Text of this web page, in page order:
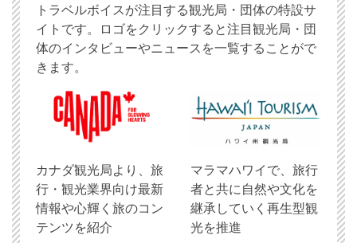
トラベルボイスが注目する観光局・団体の特設サ
イトです。ロゴをクリックすると注目観光局・団
体のインタビューやニュースを一覧することがで
きます。
​カナダ観光局より、旅
行・観光業界向け最新
情報や心輝く旅のコン
テンツを紹介
マラマハワイで、旅行
者と共に自然や文化を
継承していく再生型観
光を推進